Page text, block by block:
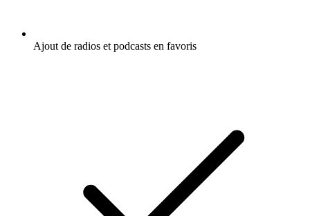
Ajout de radios et podcasts en favoris